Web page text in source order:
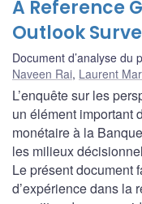
A Reference
Outlook
Document d’analyse du
Naveen Rai, Laurent
L’enquête sur les
un élément important
monétaire à la
les milieux
Le présent document
d’expérience dans la